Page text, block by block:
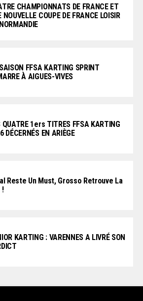
CHAMPIONNATS DE FRANCE ET
NOUVELLE COUPE DE FRANCE LOISIR
FFSA KARTING SPRINT
À AIGUES-VIVES
QUATRE 1ers TITRES FFSA KARTING
DÉCERNÉS EN ARIÈGE
Reste Un Must, Grosso Retrouve La
!
KARTING : VARENNES A LIVRÉ SON